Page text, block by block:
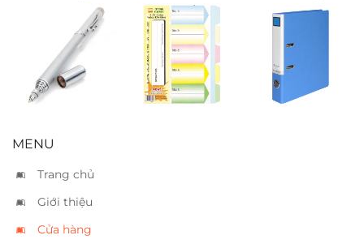
Bút chỉ bảng
laser
Phân trang
giấy 5 màu
Bìa còng King
Jim A4 5cm –
2693
MENU
Trang chủ
Giới thiệu
Cửa hàng